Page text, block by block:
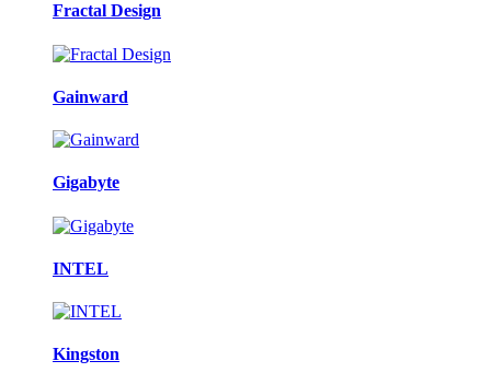
Fractal Design
Gainward
Gigabyte
INTEL
Kingston